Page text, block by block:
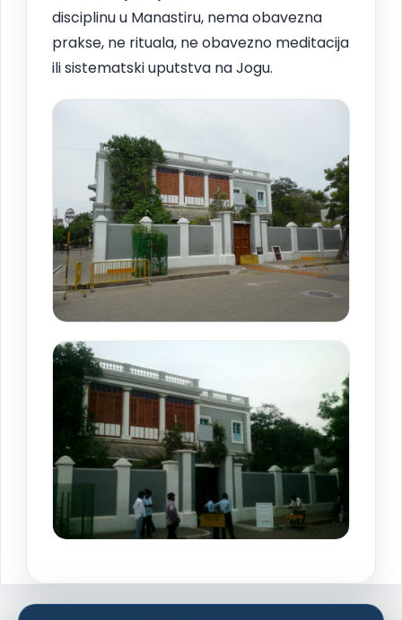
disciplinu u Manastiru, nema obavezna
prakse, ne rituala, ne obavezno meditacija
ili sistematski uputstva na Jogu.